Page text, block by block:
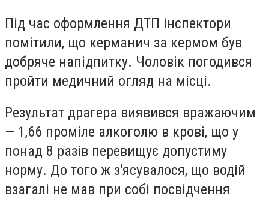
Під час оформлення ДТП інспектори
помітили, що керманич за кермом був
добряче напідпитку. Чоловік погодився
пройти медичний огляд на місці.
Результат драгера виявився вражаючим
— 1,66 проміле алкоголю в крові, що у
понад 8 разів перевищує допустиму
норму. До того ж з'ясувалося, що водій
взагалі не мав при собі посвідчення